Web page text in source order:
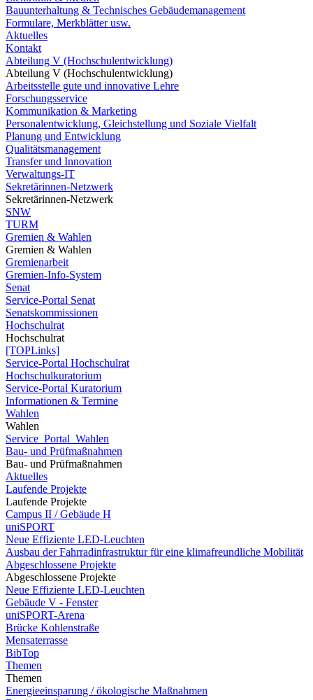
Bauunterhaltung & Technisches Gebäudemanagement
Formulare, Merkblätter usw.
Aktuelles
Kontakt
Abteilung V (Hochschulentwicklung)
Abteilung V (Hochschulentwicklung)
Arbeitsstelle gute und innovative Lehre
Forschungsservice
Kommunikation & Marketing
Personalentwicklung, Gleichstellung und Soziale Vielfalt
Planung und Entwicklung
Qualitätsmanagement
Transfer und Innovation
Verwaltungs-IT
Sekretärinnen-Netzwerk
Sekretärinnen-Netzwerk
SNW
TURM
Gremien & Wahlen
Gremien & Wahlen
Gremienarbeit
Gremien-Info-System
Senat
Service-Portal Senat
Senatskommissionen
Hochschulrat
Hochschulrat
[TOPLinks]
Service-Portal Hochschulrat
Hochschulkuratorium
Service-Portal Kuratorium
Informationen & Termine
Wahlen
Wahlen
Service_Portal_Wahlen
Bau- und Prüfmaßnahmen
Bau- und Prüfmaßnahmen
Aktuelles
Laufende Projekte
Laufende Projekte
Campus II / Gebäude H
uniSPORT
Neue Effiziente LED-Leuchten
Ausbau der Fahrradinfrastruktur für eine klimafreundliche Mobilität
Abgeschlossene Projekte
Abgeschlossene Projekte
Neue Effiziente LED-Leuchten
Gebäude V - Fenster
uniSPORT-Arena
Brücke Kohlenstraße
Mensaterrasse
BibTop
Themen
Themen
Energieeinsparung / ökologische Maßnahmen